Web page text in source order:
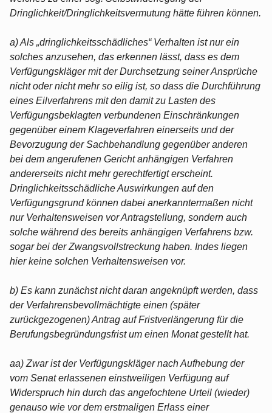
Dringlichkeit/Dringlichkeitsvermutung hätte führen können.
a) Als „dringlichkeitsschädliches“ Verhalten ist nur ein
solches anzusehen, das erkennen lässt, dass es dem
Verfügungskläger mit der Durchsetzung seiner Ansprüche
nicht oder nicht mehr so eilig ist, so dass die Durchführung
eines Eilverfahrens mit den damit zu Lasten des
Verfügungsbeklagten verbundenen Einschränkungen
gegenüber einem Klageverfahren einerseits und der
Bevorzugung der Sachbehandlung gegenüber anderen
bei dem angerufenen Gericht anhängigen Verfahren
andererseits nicht mehr gerechtfertigt erscheint.
Dringlichkeitsschädliche Auswirkungen auf den
Verfügungsgrund können dabei anerkanntermaßen nicht
nur Verhaltensweisen vor Antragstellung, sondern auch
solche während des bereits anhängigen Verfahrens bzw.
sogar bei der Zwangsvollstreckung haben. Indes liegen
hier keine solchen Verhaltensweisen vor.
b) Es kann zunächst nicht daran angeknüpft werden, dass
der Verfahrensbevollmächtigte einen (später
zurückgezogenen) Antrag auf Fristverlängerung für die
Berufungsbegründungsfrist um einen Monat gestellt hat.
aa) Zwar ist der Verfügungskläger nach Aufhebung der
vom Senat erlassenen einstweiligen Verfügung auf
Widerspruch hin durch das angefochtene Urteil (wieder)
genauso wie vor dem erstmaligen Erlass einer